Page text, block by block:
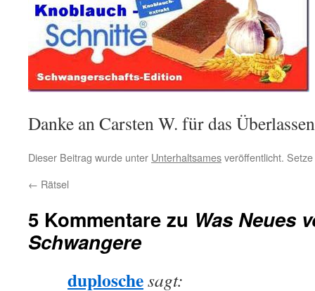
Danke an Carsten W. für das
Dieser Beitrag wurde unter Unterhaltsamesveröffentlicht.
← Rätsel
5 Kommentare zu Was Neues
Schwangere
duploschesagt: